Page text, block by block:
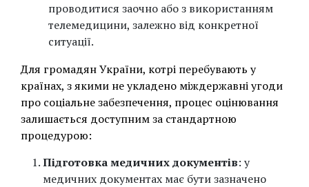
проводитися заочно або з використанням
телемедицини, залежно від конкретної
ситуації.
Для громадян України, котрі перебувають у
країнах, з якими не укладено міждержавні угоди
про соціальне забезпечення, процес оцінювання
залишається доступним за стандартною
процедурою:
Підготовка медичних документів: у
медичних документах має бути зазначено